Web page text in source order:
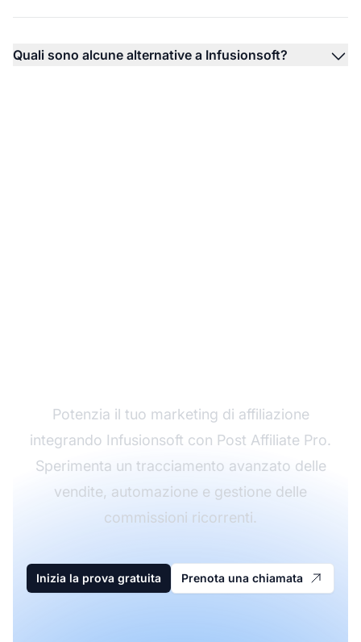
Quali sono alcune alternative a Infusionsoft?
Potenzia il tuo marketing di affiliazione
integrando Infusionsoft con Post Affiliate Pro.
Sperimenta un tracciamento avanzato delle
vendite, automazione e gestione delle
commissioni ricorrenti.
Inizia la prova gratuita Prenota una chiamata